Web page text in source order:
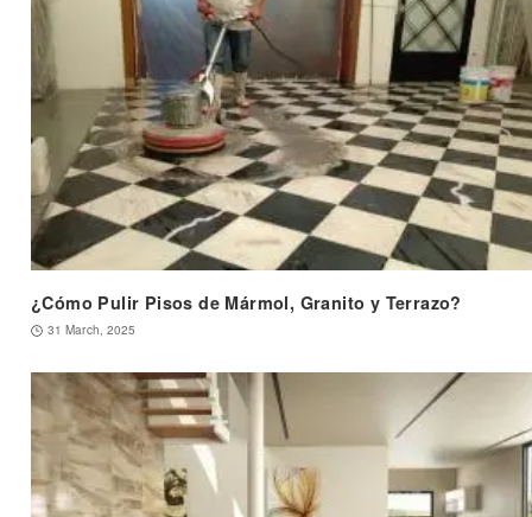
¿Cómo Pulir Pisos de Mármol, Granito y Terrazo?
31 March, 2025